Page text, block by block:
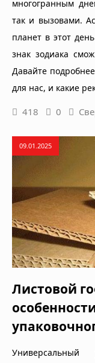
многогранным
так и вызовами.
планет в этот
знак зодиака
Давайте
для нас, и какие
418 0
09.01.2025
Листовой